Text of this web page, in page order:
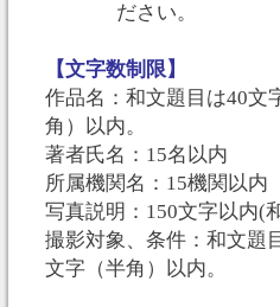
ださい。
【文字数制限】
作品名：和文題目は40文
角）以内。
著者氏名：15名以内
所属機関名：15機関以内
写真説明：150文字以内(
撮影対象、条件：和文題
文字（半角）以内。